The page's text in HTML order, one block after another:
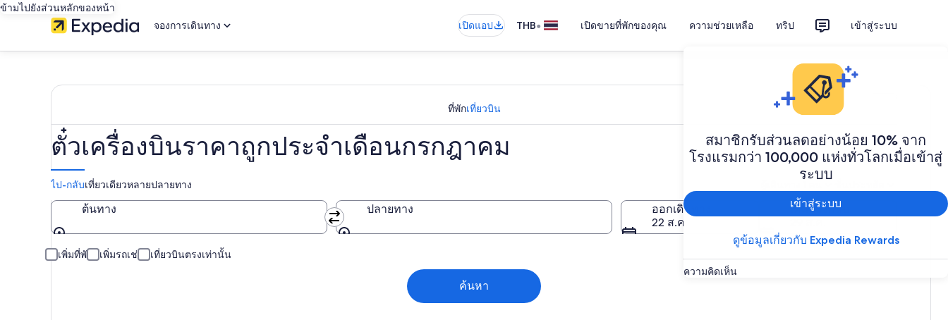
ข้ามไปยังส่วนหลักของหน้า
จองการเดินทาง
เปิดแอป THB• เปิดขายที่พักของคุณ ความช่วยเหลือ ทริป เข้าสู่ระบบ
สมาชิกรับส่วนลดอย่างน้อย 10% จาก
โรงแรมกว่า 100,000 แห่งทั่วโลกเมื่อเข้าสู่
ระบบ
เข้าสู่ระบบ
ดูข้อมูลเกี่ยวกับ Expedia Rewards
ความคิดเห็น
ที่พักเที่ยวบิน
ตั๋วเครื่องบินราคาถูกประจำเดือนกรกฎาคม
ไป-กลับเที่ยวเดียวหลายปลายทาง
ต้นทาง ปลายทาง
ออกเดินทาง
22 ส.ค.
เดินทางกลับ
เพิ่มที่พัก เพิ่มรถเช่า เที่ยวบินตรงเท่านั้น
ค้นหา